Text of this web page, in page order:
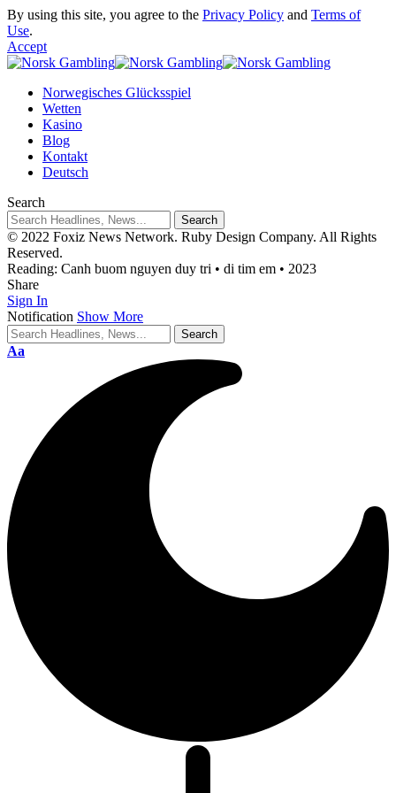
By using this site, you agree to the Privacy Policy and Terms of
Use.
Accept
Norwegisches Glücksspiel
Wetten
Kasino
Blog
Kontakt
Deutsch
Search
© 2022 Foxiz News Network. Ruby Design Company. All Rights
Reserved.
Reading: Canh buom nguyen duy tri • di tim em • 2023
Share
Sign In
Notification Show More
Aa